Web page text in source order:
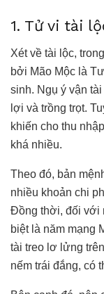
1. Tử vi tài
Xét về tài lộc,
bởi Mão Mộc là
sinh. Ngụ ý vận
lợi và trồng trọt.
khiến cho thu
khá nhiều.
Theo đó, bản
nhiều khoản chi
Đồng thời, đối với
biệt là năm mạng
tài treo lơ lửng
nếm trái đắng, có